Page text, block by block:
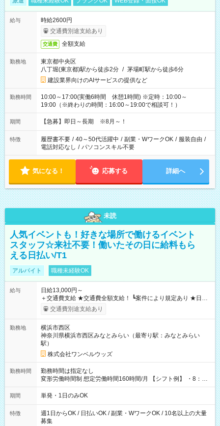
給与
時給2600円
交通費別途支給あり
交通費 全額支給
勤務地
東京都中央区
八丁堀(東京都)駅から徒歩2分 / 茅場町駅から徒歩6分
建設業界向けのAIサービスの提供など
勤務時間
10:00～17:00(実働6時間 休憩1時間) ※定時：10:00～
19:00（※終わりの時間：16:00～19:00で相談可！）
期間 【急募】即日～長期 ※8月～！
特徴 履歴書不要 / 40～50代活躍中 / 副業・WワークOK / 服装自由 /
電話対応なし / パソコンスキル不要
気になる！ 応募する 詳細へ
未読
人気イベントも！好きな場所で働けるイベント
スタッフ☆来社不要！働いたその日に給料もら
える日払い/T1
アルバイト 職種未経験OK
給与
日給13,000円～
＋交通費支給 ★交通費全額支給！ ┗案件により規定あり ★日払
いOK！（規定あり） ┗働いたその日に現金GET♪ お仕事後はコ
ンビニATMから 日払い分を引き落とせます！ 【試用期間】試
交通費別途支給あり
勤務地
横浜市西区
神奈川県横浜市西区みなとみらい（最寄り駅：みなとみらい
駅）
株式会社ワンベルウッズ
勤務時間
勤務時間は指定なし
変形労働時間制 想定労働時間160時間/月 【シフト例】 ・8：00
～21：00
期間 単発・1日のみOK
特徴
週1日からOK / 日払いOK / 副業・WワークOK / 10名以上の大量
募集